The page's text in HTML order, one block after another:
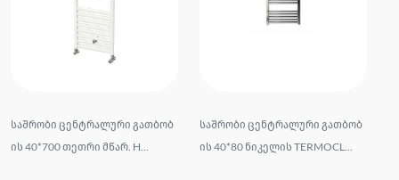
საშრობი ცენტრალური გათბობ
ის 40*700 თეთრი მწარ. H...
საშრობი ცენტრალური გათბობ
ის 40*80 ნიკელის TERMOCL...